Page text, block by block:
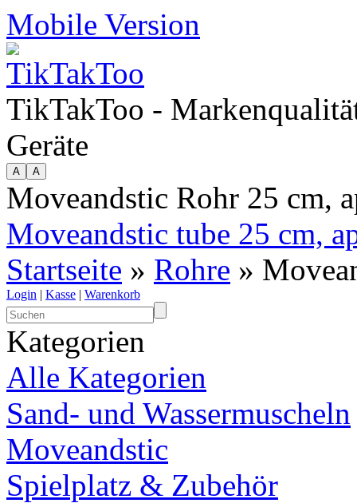
Mobile Version
TikTakToo -
Geräte
Moveandstic Rohr 25 cm,
Moveandstic tube 25 cm,
Startseite » Rohre »
Login | Kasse | Warenkorb
Kategorien
Alle Kategorien
Sand- und Wassermuscheln
Moveandstic
Spielplatz & Zubehör